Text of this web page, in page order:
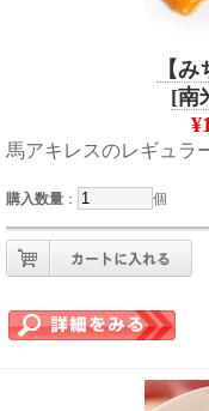
【
[南
馬アキレスのレギュラ
購入数量 ： 個